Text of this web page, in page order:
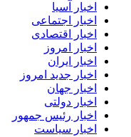
اخبار آسیا
اخبار اجتماعی
اخبار اقتصادی
اخبار امروز
اخبار ایران
اخبار جدید امروز
اخبار جهان
اخبار دولتی
اخبار رئیس جمهور
اخبار سیاست